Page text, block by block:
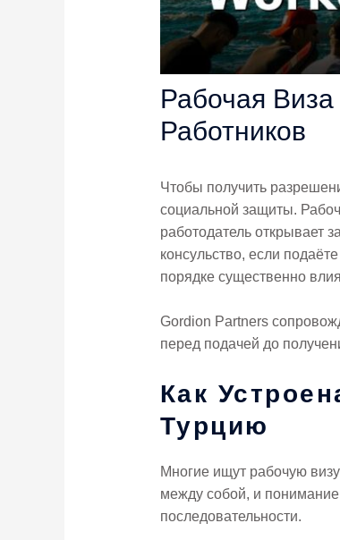
Рабочая
Работников
Чтобы получить
социальной защиты.
работодатель открывает
консульство, если
порядке существенно
Gordion Partners
перед подачей до
Как
Турцию
Многие ищут рабочую
между собой, и
последовательности.